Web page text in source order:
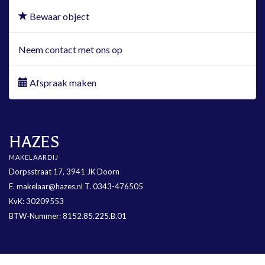
Bewaar object
Neem contact met ons op
Afspraak maken
HAZES
MAKELAARDIJ
Dorpsstraat 17, 3941 JK Doorn
E. makelaar@hazes.nl T. 0343-476505
KvK: 30209553
BTW-Nummer: 8152.85.225.B.01